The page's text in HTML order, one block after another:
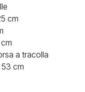
cm
a tracolla
cm